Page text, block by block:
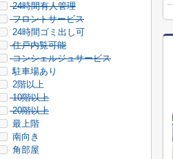
24時間有人管理
フロントサービス
24時間ゴミ出し可
住戸内覧可能
コンシェルジュサービス
駐車場あり
2階以上
10階以上
20階以上
最上階
南向き
角部屋